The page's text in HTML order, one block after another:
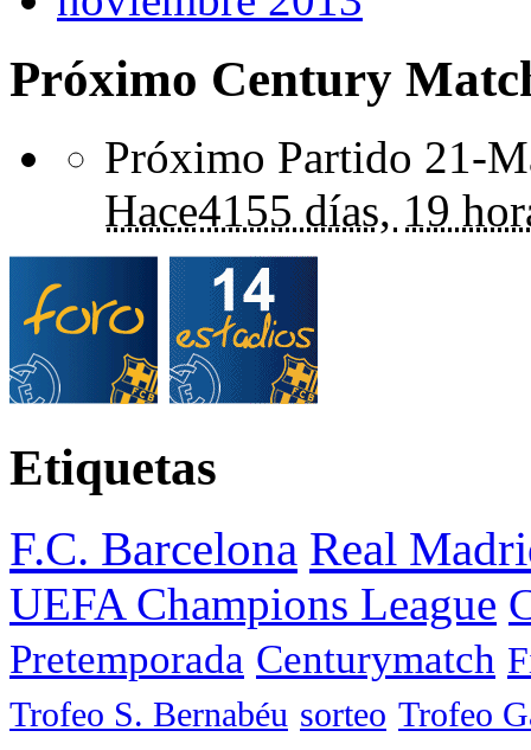
Próximo Century
Próximo Partido 21-
Hace4155 días, 19
Etiquetas
F.C. Barcelona Real
UEFA Champions League
Pretemporada Centurymatch
Trofeo S. Bernabéu sorteo Trofeo